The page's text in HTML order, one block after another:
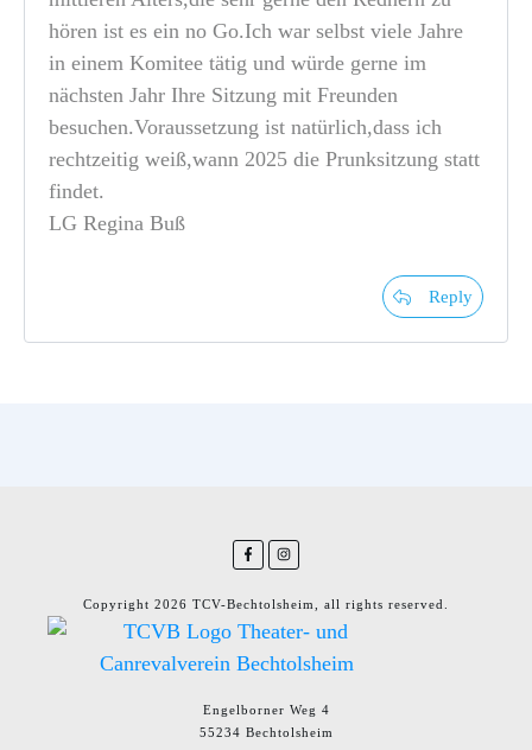
hören ist es ein no Go.Ich war selbst viele Jahre
in einem Komitee tätig und würde gerne im
nächsten Jahr Ihre Sitzung mit Freunden
besuchen.Voraussetzung ist natürlich,dass ich
rechtzeitig weiß,wann 2025 die Prunksitzung statt
findet.
LG Regina Buß
Reply
Engelborner Weg 4
55234 Bechtolsheim
Copyright 2026 TCV-Bechtolsheim , all rights reserved.